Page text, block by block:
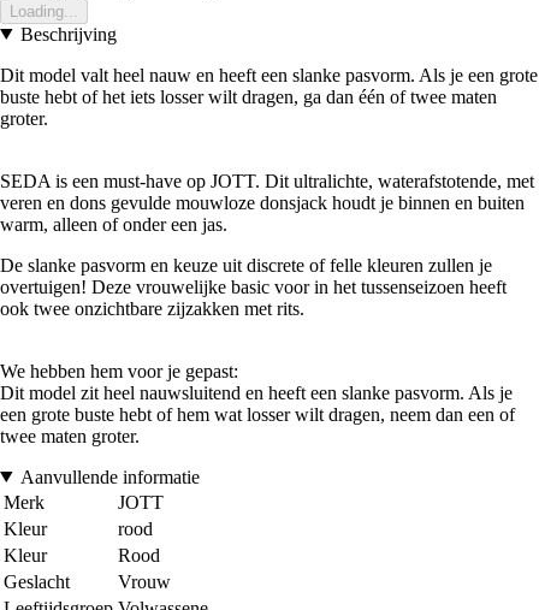
Loading...
Beschrijving
Dit model valt heel nauw en heeft een slanke pasvorm. Als je een grote
buste hebt of het iets losser wilt dragen, ga dan één of twee maten
groter.
SEDA is een must-have op JOTT. Dit ultralichte, waterafstotende, met
veren en dons gevulde mouwloze donsjack houdt je binnen en buiten
warm, alleen of onder een jas.
De slanke pasvorm en keuze uit discrete of felle kleuren zullen je
overtuigen! Deze vrouwelijke basic voor in het tussenseizoen heeft
ook twee onzichtbare zijzakken met rits.
We hebben hem voor je gepast:
Dit model zit heel nauwsluitend en heeft een slanke pasvorm. Als je
een grote buste hebt of hem wat losser wilt dragen, neem dan een of
twee maten groter.
Aanvullende informatie
Merk
JOTT
Kleur
rood
Kleur
Rood
Geslacht
Vrouw